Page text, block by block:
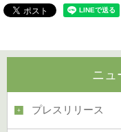
ニュ
プレスリリース